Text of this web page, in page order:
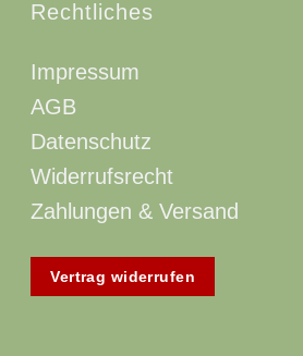
Rechtliches
Impressum
AGB
Datenschutz
Widerrufsrecht
Zahlungen & Versand
Vertrag widerrufen